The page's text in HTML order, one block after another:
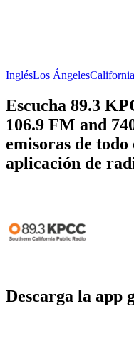
InglésLos ÁngelesCalifornia
Escucha 89.3
106.9 FM and
emisoras de
aplicación de
Descarga la app